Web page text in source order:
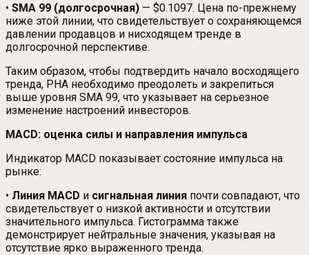
• SMA 99 (долгосрочная) — $0.1097. Цена по-прежнему
ниже этой линии, что свидетельствует о сохраняющемся
давлении продавцов и нисходящем тренде в
долгосрочной перспективе.
Таким образом, чтобы подтвердить начало восходящего
тренда, PHA необходимо преодолеть и закрепиться
выше уровня SMA 99, что указывает на серьезное
изменение настроений инвесторов.
MACD: оценка силы и направления импульса
Индикатор MACD показывает состояние импульса на
рынке:
• Линия MACD и сигнальная линия почти совпадают, что
свидетельствует о низкой активности и отсутствии
значительного импульса. Гистограмма также
демонстрирует нейтральные значения, указывая на
отсутствие ярко выраженного тренда.